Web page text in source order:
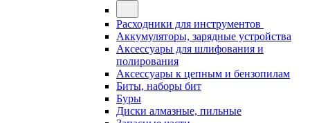
Расходники для инструментов
Аккумуляторы, зарядные устройства
Аксессуары для шлифования и
полирования
Аксессуары к цепным и бензопилам
Биты, наборы бит
Буры
Диски алмазные, пильные